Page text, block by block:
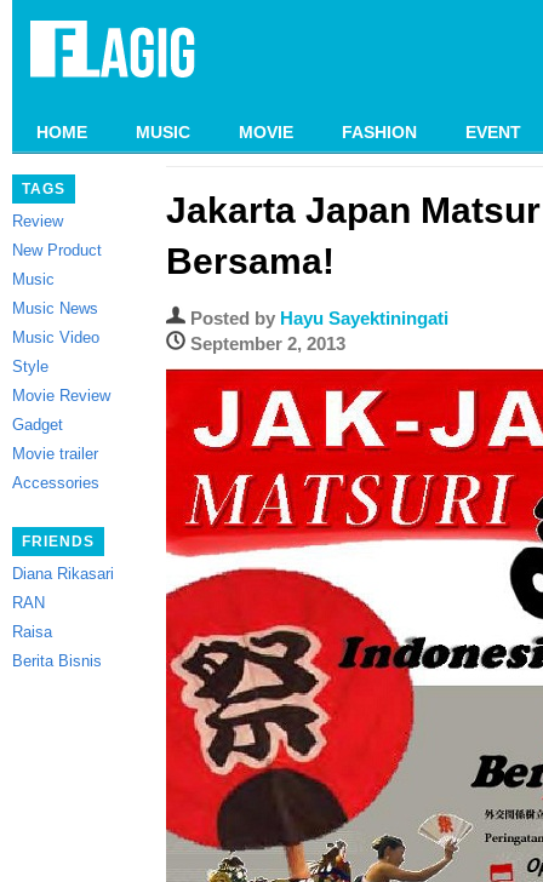
HOME MUSIC MOVIE FASHION EVENT
TAGS
Review
New Product
Music
Music News
Music Video
Style
Movie Review
Gadget
Movie trailer
Accessories
FRIENDS
Diana Rikasari
RAN
Raisa
Berita Bisnis
Jakarta Japan
Bersama!
Posted by Hayu Sayektiningati
September 2, 2013